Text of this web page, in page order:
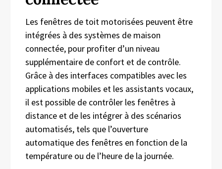
Les fenêtres de toit motorisées peuvent être
intégrées à des systèmes de maison
connectée, pour profiter d’un niveau
supplémentaire de confort et de contrôle.
Grâce à des interfaces compatibles avec les
applications mobiles et les assistants vocaux,
il est possible de contrôler les fenêtres à
distance et de les intégrer à des scénarios
automatisés, tels que l’ouverture
automatique des fenêtres en fonction de la
température ou de l’heure de la journée.